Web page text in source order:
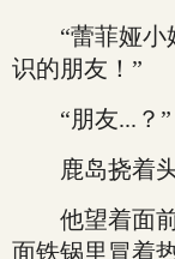
“蕾菲娅小姐
识的朋友！”
“朋友...？”
鹿岛挠着头
他望着面前
面铁锅里冒着